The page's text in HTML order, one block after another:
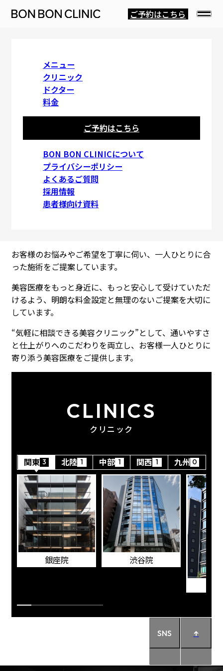
ご予約はこちら
メニュー
クリニック
ドクター
料金
ご予約はこちら
BON BON CLINICについて
プライバシーポリシー
よくあるご質問
採用情報
患者様向け資料
BON BON CLINICについて
BON BON CLINICについて
BONBONCLINICは、美容外科・美容皮膚科を中心に、
通いやすい価格と高品質な美容医療を両立した美容クリ
お客様のお悩みやご希望を丁寧に伺い、一人ひとりに合
った施術をご提案しています。
美容医療をもっと身近に、もっと安心して受けていただ
けるよう、明朗な料金設定と無理のないご提案を大切に
しています。
“気軽に相談できる美容クリニック”として、通いやすさ
と仕上がりへのこだわりを両立し、お客様一人ひとりに
寄り添う美容医療をご提供します。
CLINICS
クリニック
関東 3 北陸 1 中部 1 関西 1 九州 0
銀座院 渋谷院
SNS ↑